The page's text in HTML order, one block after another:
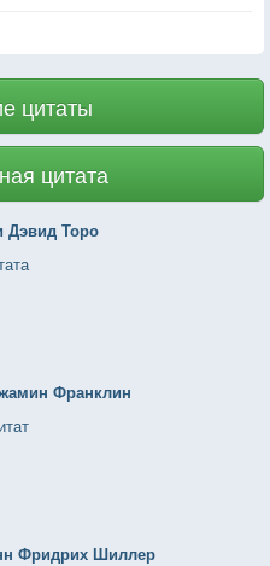
самолет,
ты. Кто-то
а ты нет. Мы думаем,
на самом деле все
увядает, другой
— части одного
к младенцам
цитаты
цитата
Дэвид Торо
Франклин
Фридрих Шиллер